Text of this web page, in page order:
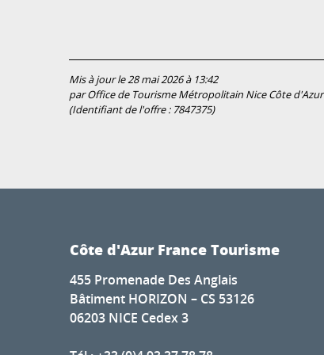
Mis à jour le 28 mai 2026 à 13:42
par Office de Tourisme Métropolitain Nice Côte d'Azur
(Identifiant de l'offre : 7847375)
Côte d'Azur France Tourisme
455 Promenade Des Anglais
Bâtiment HORIZON – CS 53126
06203 NICE Cedex 3